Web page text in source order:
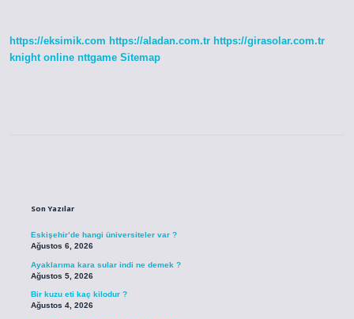
https://eksimik.com https://aladan.com.tr https://girasolar.com.tr
knight online nttgame Sitemap
Son Yazılar
Eskişehir’de hangi üniversiteler var ?
Ağustos 6, 2026
Ayaklarıma kara sular indi ne demek ?
Ağustos 5, 2026
Bir kuzu eti kaç kilodur ?
Ağustos 4, 2026